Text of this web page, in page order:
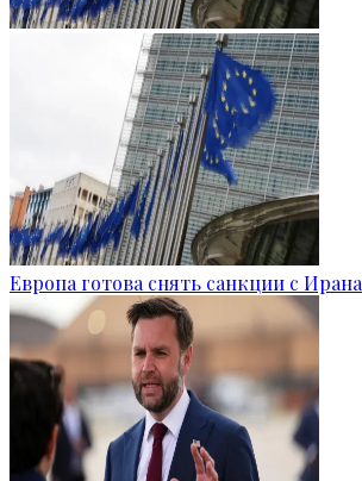
Европа готова снять санкции с Ирана